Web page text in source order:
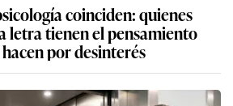
coinciden: quienes
letra tienen el pensamiento
por desinterés